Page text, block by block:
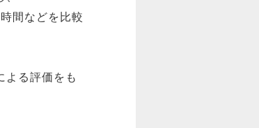
間などを比較
よる評価をも